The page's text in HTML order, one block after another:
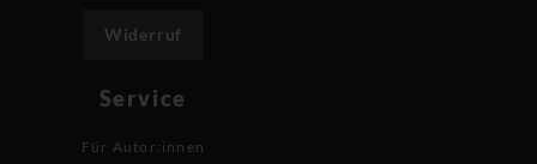
Widerruf
Service
Für Autor:innen